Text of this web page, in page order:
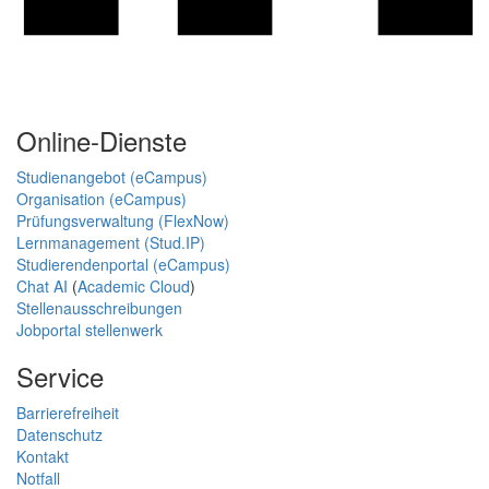
Online-Dienste
Studienangebot (eCampus)
Organisation (eCampus)
Prüfungsverwaltung (FlexNow)
Lernmanagement (Stud.IP)
Studierendenportal (eCampus)
Chat AI (Academic Cloud)
Stellenausschreibungen
Jobportal stellenwerk
Service
Barrierefreiheit
Datenschutz
Kontakt
Notfall